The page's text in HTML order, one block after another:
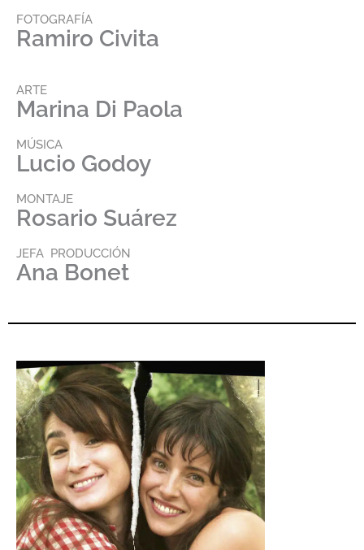
FOTOGRAFÍA
Ramiro Civita
ARTE
Marina Di Paola
MÚSICA
Lucio Godoy
MONTAJE
Rosario Suárez
JEFA PRODUCCIÓN
Ana Bonet